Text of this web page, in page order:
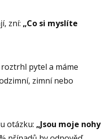
zní: „Co si myslíte
pytel a máme
zimní nebo
otázku: „Jsou moje nohy